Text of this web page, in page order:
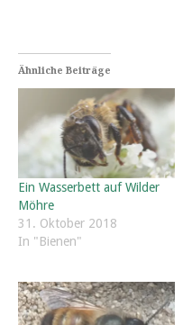
Ähnliche Beiträge
Ein Wasserbett auf Wilder
Möhre
31. Oktober 2018
In "Bienen"